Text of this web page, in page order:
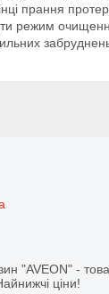
прання
режим
"AVEON" -
ціни!